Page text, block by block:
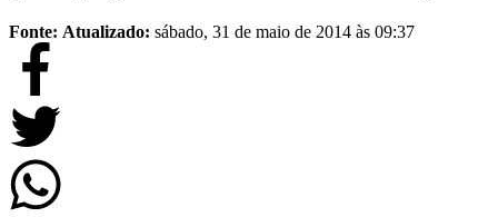
Fonte: Atualizado: sábado, 31 de maio de 2014 às 09:37